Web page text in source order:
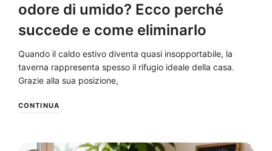
odore di umido? Ecco perché
succede e come eliminarlo
Quando il caldo estivo diventa quasi insopportabile, la
taverna rappresenta spesso il rifugio ideale della casa.
Grazie alla sua posizione,
CONTINUA